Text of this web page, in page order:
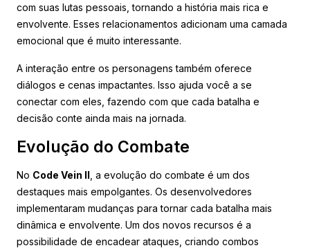
com suas lutas pessoais, tornando a história mais rica e
envolvente. Esses relacionamentos adicionam uma camada
emocional que é muito interessante.
A interação entre os personagens também oferece
diálogos e cenas impactantes. Isso ajuda você a se
conectar com eles, fazendo com que cada batalha e
decisão conte ainda mais na jornada.
Evolução do Combate
No Code Vein II , a evolução do combate é um dos
destaques mais empolgantes. Os desenvolvedores
implementaram mudanças para tornar cada batalha mais
dinâmica e envolvente. Um dos novos recursos é a
possibilidade de encadear ataques, criando combos